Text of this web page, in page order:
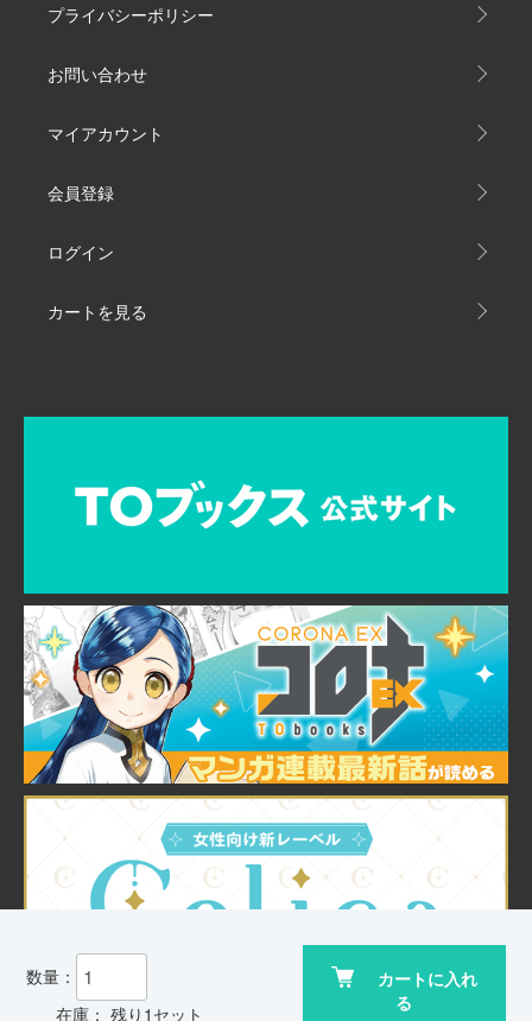
数量：
在庫： 残り1セット
カートに入れ
る
プライバシーポリシー
お問い合わせ
マイアカウント
会員登録
ログイン
カートを見る